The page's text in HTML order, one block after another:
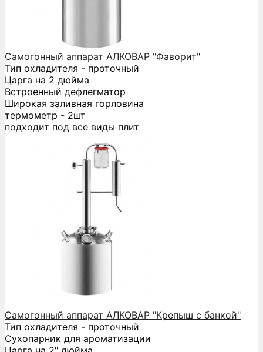
Самогонный аппарат АЛКОВАР "Фаворит"
Тип охладителя - проточный
Царга на 2 дюйма
Встроенный дефлегматор
Широкая заливная горловина
термометр - 2шт
подходит под все виды плит
Самогонный аппарат АЛКОВАР "Крепыш с банкой"
Тип охладителя - проточный
Сухопарник для ароматизации